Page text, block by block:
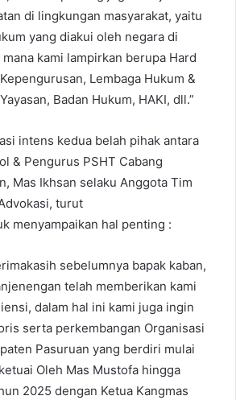
di lingkungan masyarakat, yaitu
yang diakui oleh negara di
kami lampirkan berupa Hard
Lembaga Hukum &
Badan Hukum, HAKI, dll.”
intens kedua belah pihak antara
& Pengurus PSHT Cabang
Mas Ikhsan selaku Anggota Tim
turut
menyampaikan hal penting :
sebelumnya bapak kaban,
telah memberikan kami
dalam hal ini kami juga ingin
serta perkembangan Organisasi
Pasuruan yang berdiri mulai
Oleh Mas Mustofa hingga
2025 dengan Ketua Kangmas